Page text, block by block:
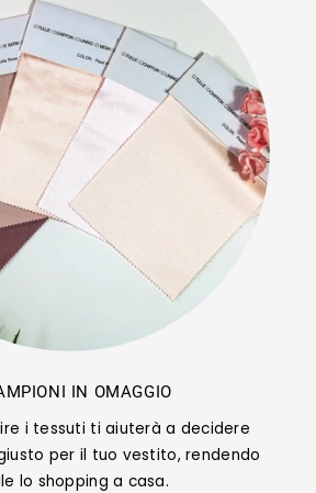
IN OMAGGIO
i tessuti ti aiuterà a decidere
per il tuo vestito, rendendo
lo shopping a casa.